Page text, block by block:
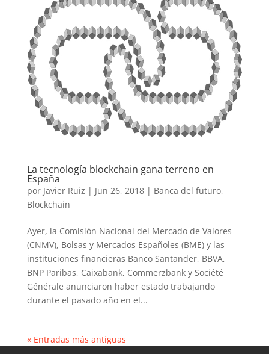
La tecnología blockchain gana terreno en
España
por Javier Ruiz | Jun 26, 2018| Banca del futuro,
Blockchain
Ayer, la Comisión Nacional del Mercado de Valores
(CNMV), Bolsas y Mercados Españoles (BME) y las
instituciones financieras Banco Santander, BBVA,
BNP Paribas, Caixabank, Commerzbank y Société
Générale anunciaron haber estado trabajando
durante el pasado año en el...
« Entradas más antiguas